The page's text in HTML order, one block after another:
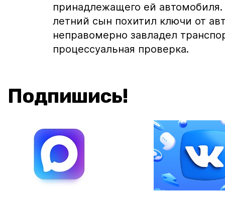
принадлежащего ей
летний сын похитил ключи от
неправомерно завладел
процессуальная проверка.
Подпишись!